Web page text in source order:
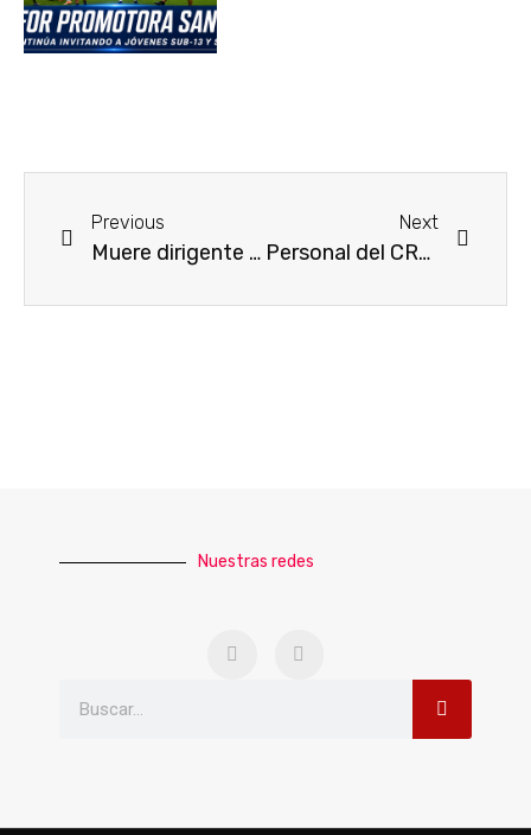
Previous
Muere dirigente de la sección 26 de la SNTE Alejo Rivera
Next
Personal del CREE ha brindado más de 15 mil servicios a distancia durante la contingencia por #Covid-19
Nuestras redes